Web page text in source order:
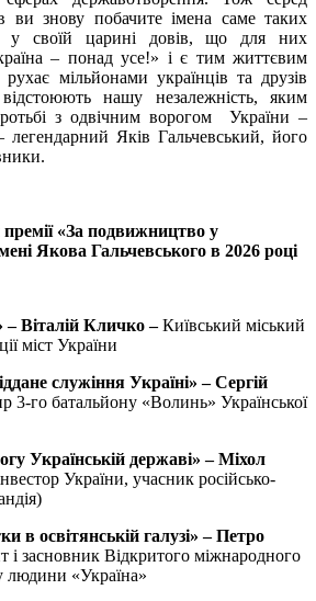
ви знову побачите імена саме таких
у своїй царині довів, що для них
– понад усе!» і є тим життєвим
мільйонами українців та друзів
нашу незалежність, яким
з одвічним ворогом України –
Яків Гальчевський, його
«За подвижництво у
Якова Гальчевського в 2026 році
–Віталій Кличко –Київський міський
міст України
служіння Україні» – Сергій
3-го батальйону «Волинь» Української
Українській державі» – Міхол
України, учасник російсько-
в освітянській галузі» – Петро
і засновник Відкритого міжнародного
людини «Україна»